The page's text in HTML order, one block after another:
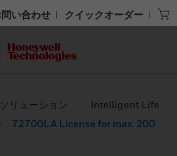
問い合わせ クイックオーダー
リューション
Intelligent Life
72700LA License for max. 200